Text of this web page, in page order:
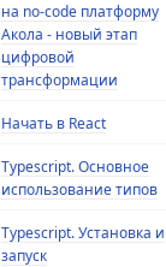
на no-code платформу
Акола - новый этап
цифровой
трансформации
Начать в React
Typescript. Основное
использование типов
Typescript. Установка и
запуск